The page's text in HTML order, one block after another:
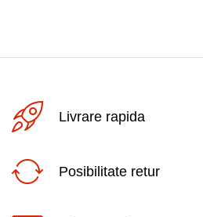
Livrare rapida
Posibilitate retur